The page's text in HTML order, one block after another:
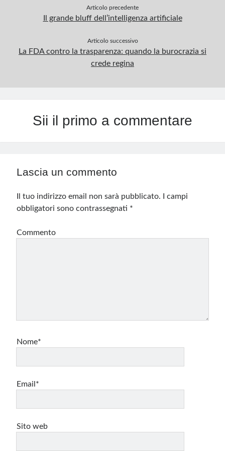
Articolo precedente
Il grande bluff dell’intelligenza artificiale
Articolo successivo
La FDA contro la trasparenza: quando la burocrazia si
crede regina
Sii il primo a commentare
Lascia un commento
Il tuo indirizzo email non sarà pubblicato.
I campi
obbligatori sono contrassegnati *
Commento
Nome*
Email*
Sito web